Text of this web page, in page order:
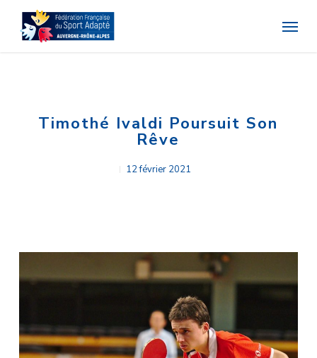
main
content
Menu
Timothé Ivaldi Poursuit Son
Rêve
12 février 2021